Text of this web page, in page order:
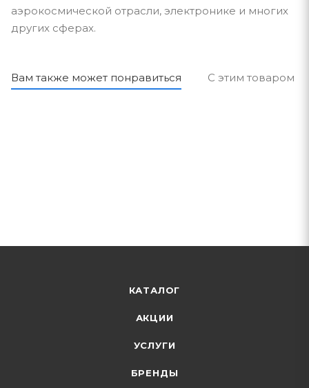
аэрокосмической отрасли, электронике и многих
других сферах.
Вам также может понравиться С этим товаром
КАТАЛОГ
АКЦИИ
УСЛУГИ
БРЕНДЫ